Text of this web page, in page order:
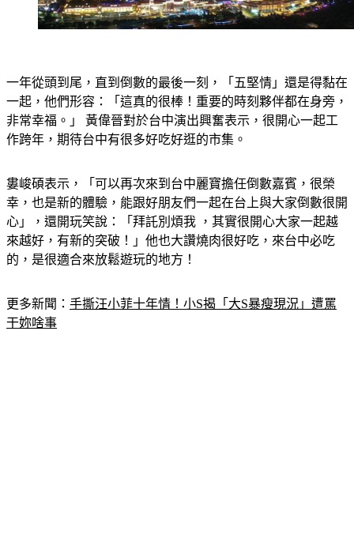
一年從頭到尾，直到倒數的最後一刻，「五堅情」還是得黏在
一起，他們形容：「這真的很棒！重要的時刻夥伴都在身旁，
非常幸福。」 黃偉晉對於台中演出興奮表示，很開心一起工
作跨年，期待台中有很多好吃好逛的市集。
婁峻碩表示，「可以再次來到台中麗寶擔任倒數嘉賓，很榮
幸，也是新的體驗，能跟好朋友們一起在台上與大家倒數很開
心」，還開玩笑說：「拜託別煩我 ，其實很開心大家一起越
來越好，有新的突破！」他也大讚燒肉很好吃，來台中必吃
的，是很適合來放鬆遊玩的地方！
更多新聞： 手撕汪小菲十年情！小S揭「大S暴瘦現況」遭罵
干妳啥事